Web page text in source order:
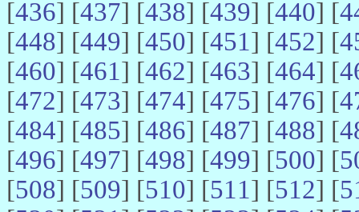
[436] [437] [438] [439] [440] [
[448] [449] [450] [451] [452] [
[460] [461] [462] [463] [464] [
[472] [473] [474] [475] [476] [
[484] [485] [486] [487] [488] [
[496] [497] [498] [499] [500] [
[508] [509] [510] [511] [512] [